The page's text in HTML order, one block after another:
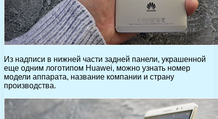
Из надписи в нижней части задней панели, украшенной
еще одним логотипом Huawei, можно узнать номер
модели аппарата, название компании и страну
производства.